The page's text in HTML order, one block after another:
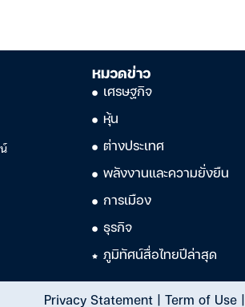
หมวดข่าว
เศรษฐกิจ
หุ้น
ต่างประเทศ
พลังงานและความยั่งยืน
การเมือง
ธุรกิจ
ภูมิทัศน์สื่อไทยปีล่าสุด
Privacy Statement| Term of Use|